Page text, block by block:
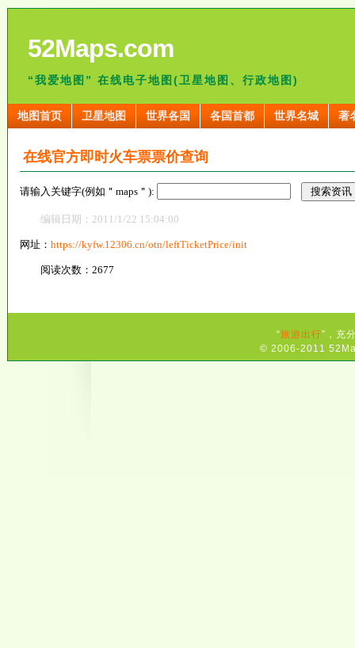
52Maps.com
“我爱地图” 在线电子地图(卫星地图、行政地图)
地图首页 卫星地图 世界各国 各国首都 世界名城 著
在线官方即时火车票票价查询
请输入关键字(例如＂maps＂):
编辑日期：2011/1/22 15:04:00
网址： https://kyfw.12306.cn/otn/leftTicketPrice/init
阅读次数：2677
“旅游出行”，充
© 2006-2011